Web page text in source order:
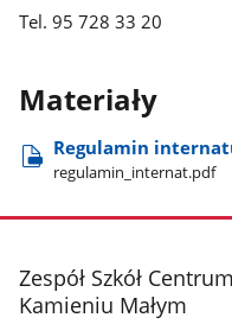
Tel. 95 728 33 20
Materiały
Regulamin
regulamin​_internat.pdf
stopka
Zespół Szkół
Kamieniu Małym